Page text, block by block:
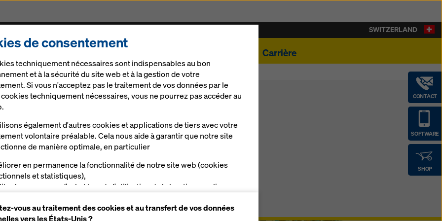
Carrière
CONTACT
SOFTWARE
SHOP
SWITZERLAND
Top 50
formes et de toutes tailles
Vidéos
de consentement
techniquement nécessaires sont indispensables au bon
et à la sécurité du site web et à la gestion de votre
Si vous n'acceptez pas le traitement de vos données par le
techniquement nécessaires, vous ne pourrez pas accéder au
également d'autres cookies et applications de tiers avec votre
volontaire préalable. Cela nous aide à garantir que notre site
de manière optimale, en particulier
en permanence la fonctionnalité de notre site web (cookies
et statistiques),
le processus d'achat lors de l'utilisation de la boutique en ligne
proposer, en tant qu'utilisateur, des publicités appropriées sur
vous au traitement des cookies et au transfert de vos données
vers les États-Unis ?